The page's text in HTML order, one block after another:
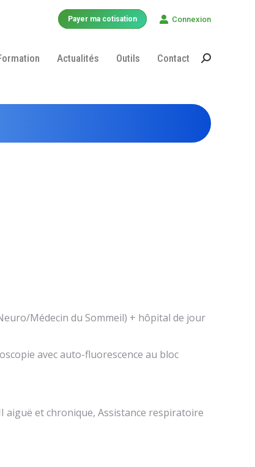
Payer ma cotisation Connexion
Actualités Outils Contact
Recherche
Médecin du Sommeil) + hôpital de jour
avec auto-fluorescence au bloc
aiguë et chronique, Assistance respiratoire